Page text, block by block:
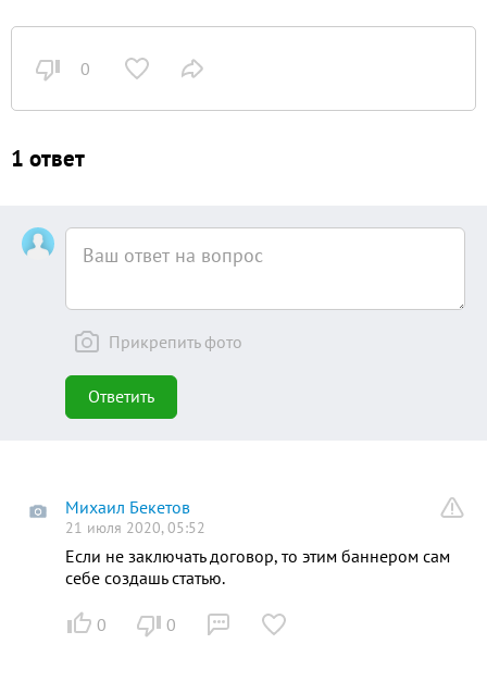
0
1 ответ
Ответить
Прикрепить фото
Михаил Бекетов
• 21 июля 2020, 05:52
Если не заключать договор, то этим баннером сам
себе создашь статью.
0 0